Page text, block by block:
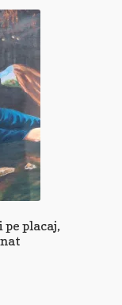
placaj,